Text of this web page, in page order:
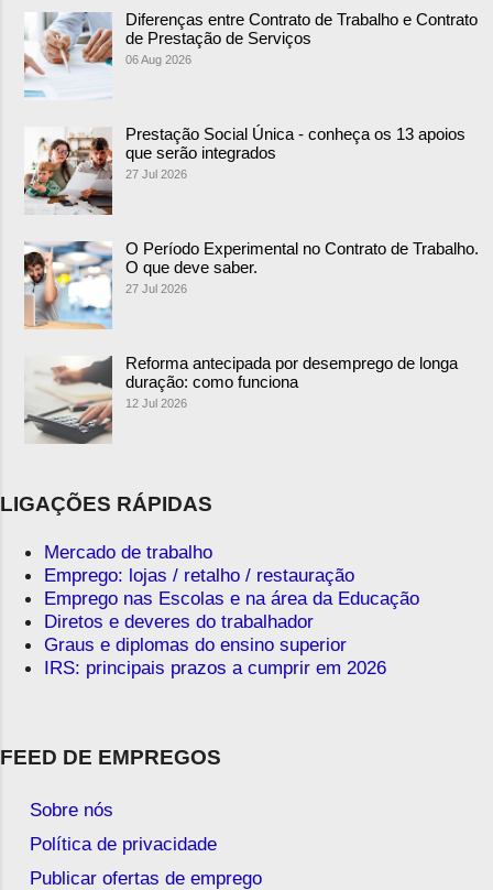
Diferenças entre Contrato de Trabalho e Contrato
de Prestação de Serviços
06 Aug 2026
Prestação Social Única - conheça os 13 apoios
que serão integrados
27 Jul 2026
O Período Experimental no Contrato de Trabalho.
O que deve saber.
27 Jul 2026
Reforma antecipada por desemprego de longa
duração: como funciona
12 Jul 2026
LIGAÇÕES RÁPIDAS
Mercado de trabalho
Emprego: lojas / retalho / restauração
Emprego nas Escolas e na área da Educação
Diretos e deveres do trabalhador
Graus e diplomas do ensino superior
IRS: principais prazos a cumprir em 2026
FEED DE EMPREGOS
Sobre nós
Política de privacidade
Publicar ofertas de emprego